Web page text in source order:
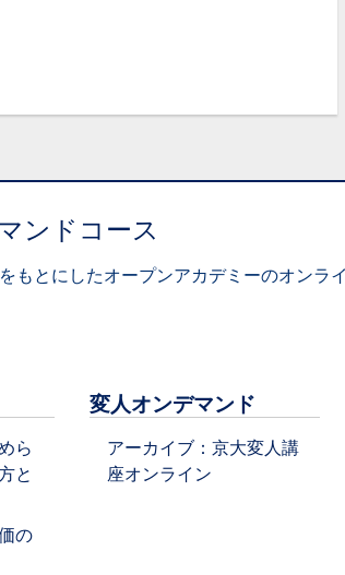
ンドコース
もとにしたオープンアカデミーのオンラ
ら
と
の
変人オンデマンド
アーカイブ：京大変人講
座オンライン